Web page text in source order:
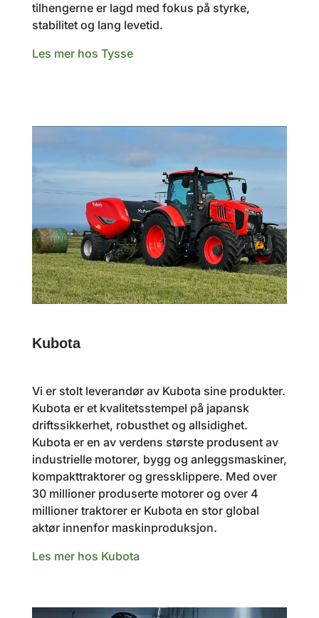
tilhengerne er lagd med fokus på styrke,
stabilitet og lang levetid.
Les mer hos Tysse
Kubota
Vi er stolt leverandør av Kubota sine produkter.
Kubota er et kvalitetsstempel på japansk
driftssikkerhet, robusthet og allsidighet.
Kubota er en av verdens største produsent av
industrielle motorer, bygg og anleggsmaskiner,
kompakttraktorer og gressklippere. Med over
30 millioner produserte motorer og over 4
millioner traktorer er Kubota en stor global
aktør innenfor maskinproduksjon.
Les mer hos Kubota